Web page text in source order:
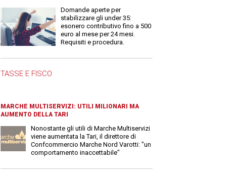
Domande aperte per
stabilizzare gli under 35:
esonero contributivo fino a 500
euro al mese per 24 mesi.
Requisiti e procedura.
TASSE E FISCO
MARCHE MULTISERVIZI: UTILI MILIONARI MA
AUMENTO DELLA TARI
Nonostante gli utili di Marche Multiservizi
viene aumentata la Tari, il direttore di
Confcommercio Marche Nord Varotti: "un
comportamento inaccettabile"